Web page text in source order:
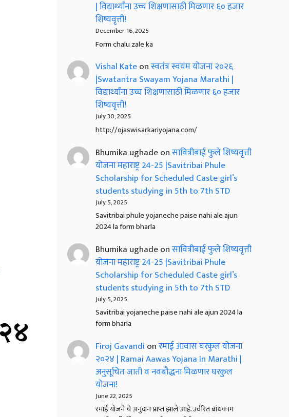
| विद्यार्थ्यांना उच्च शिक्षणासाठी मिळणार ६० हजार
शिष्यवृत्ती!
December 16, 2025
Form chalu zale ka
Vishal Kateonस्वतंत्र स्वयंम योजना २०२६
|Swatantra Swayam Yojana Marathi |
विद्यार्थ्यांना उच्च शिक्षणासाठी मिळणार ६० हजार
शिष्यवृत्ती!
July 30, 2025
http://ojaswisarkariyojana.com/
Bhumika ughadeonसावित्रीबाई फुले शिष्यवृत्ती
योजना महाराष्ट्र 24-25 |Savitribai Phule
Scholarship for Scheduled Caste girl’s
students studying in 5th to 7th STD
July 5, 2025
Savitribai phule yojaneche paise nahi ale ajun
2024 la form bharla
Bhumika ughadeonसावित्रीबाई फुले शिष्यवृत्ती
योजना महाराष्ट्र 24-25 |Savitribai Phule
Scholarship for Scheduled Caste girl’s
students studying in 5th to 7th STD
July 5, 2025
Savitribai yojaneche paise nahi ale ajun 2024 la
form bharla
Firoj Gavandi onरमाई आवास घरकुल योजना
२०२४ | Ramai Aawas Yojana In Marathi |
अनुसूचित जाती व नवबौद्धना मिळणार घरकुल
योजना!
June 22, 2025
रमाई योजने चे अनुदान प्राप्त झाले आहे. उर्वरित बांधकाम